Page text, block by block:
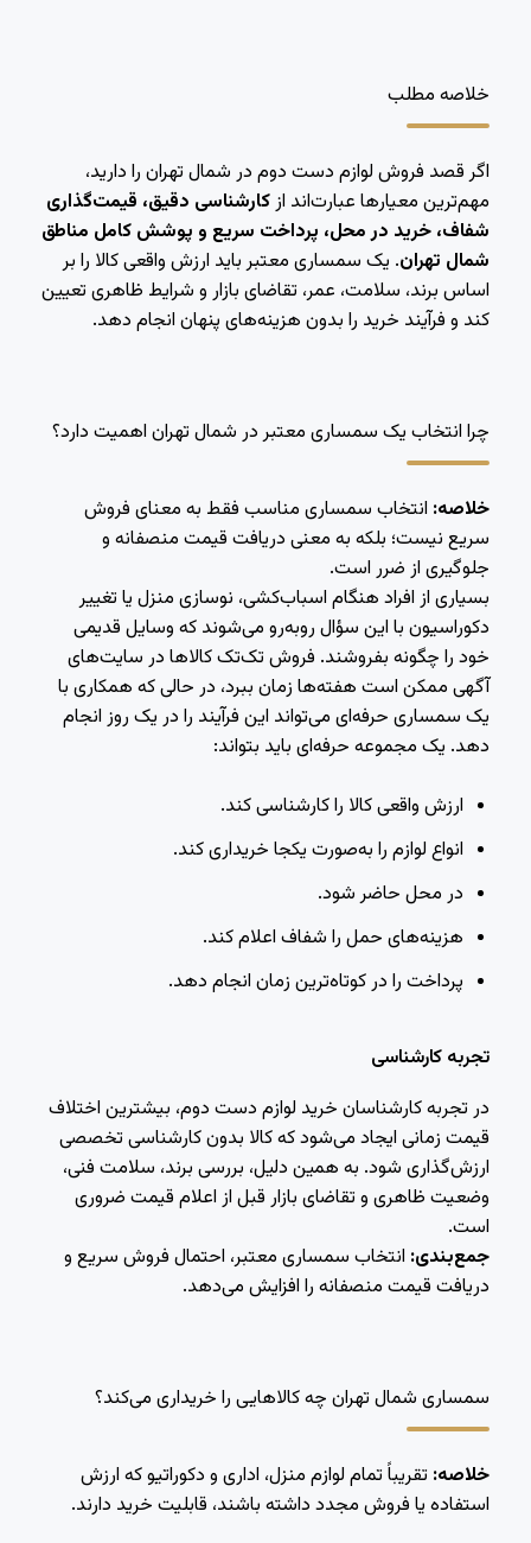
خلاصه مطلب
اگر قصد فروش لوازم دست دوم در شمال تهران را دارید،
مهم‌ترین معیارها عبارت‌اند ازکارشناسی دقیق، قیمت‌گذاری
شفاف، خرید در محل، پرداخت سریع و پوشش کامل مناطق
شمال تهران. یک سمساری معتبر باید ارزش واقعی کالا را بر
اساس برند، سلامت، عمر، تقاضای بازار و شرایط ظاهری تعیین
کند و فرآیند خرید را بدون هزینه‌های پنهان انجام دهد.
چرا انتخاب یک سمساری معتبر در شمال تهران اهمیت دارد؟
خلاصه: انتخاب سمساری مناسب فقط به معنای فروش
سریع نیست؛ بلکه به معنی دریافت قیمت منصفانه و
جلوگیری از ضرر است.
بسیاری از افراد هنگام اسباب‌کشی، نوسازی منزل یا تغییر
دکوراسیون با این سؤال روبه‌رو می‌شوند که وسایل قدیمی
خود را چگونه بفروشند. فروش تک‌تک کالاها در سایت‌های
آگهی ممکن است هفته‌ها زمان ببرد، در حالی که همکاری با
یک سمساری حرفه‌ای می‌تواند این فرآیند را در یک روز انجام
دهد. یک مجموعه حرفه‌ای باید بتواند:
ارزش واقعی کالا را کارشناسی کند.
انواع لوازم را به‌صورت یکجا خریداری کند.
در محل حاضر شود.
هزینه‌های حمل را شفاف اعلام کند.
پرداخت را در کوتاه‌ترین زمان انجام دهد.
تجربه کارشناسی
در تجربه کارشناسان خرید لوازم دست دوم، بیشترین اختلاف
قیمت زمانی ایجاد می‌شود که کالا بدون کارشناسی تخصصی
ارزش‌گذاری شود. به همین دلیل، بررسی برند، سلامت فنی،
وضعیت ظاهری و تقاضای بازار قبل از اعلام قیمت ضروری
است.
جمع‌بندی: انتخاب سمساری معتبر، احتمال فروش سریع و
دریافت قیمت منصفانه را افزایش می‌دهد.
سمساری شمال تهران چه کالاهایی را خریداری می‌کند؟
خلاصه: تقریباً تمام لوازم منزل، اداری و دکوراتیو که ارزش
استفاده یا فروش مجدد داشته باشند، قابلیت خرید دارند.